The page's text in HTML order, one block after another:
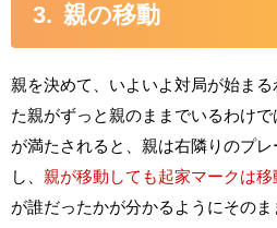
親の移動
親を決めて、いよいよ対局が始ま
た親がずっと親のままでいるわけ
が満たされると、親は右隣りのプ
し、 親が移動しても起家マークは移
が誰だったかが分かるようにそのま